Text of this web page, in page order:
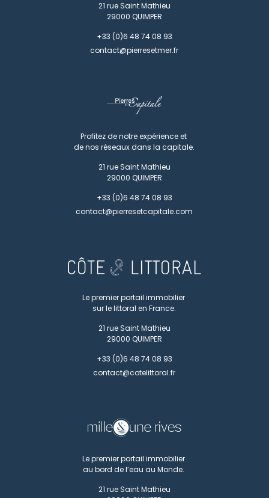
21 rue Saint Mathieu
29000 QUIMPER
+33 (0)6 48 74 08 93
contact@pierresetmer.fr
Profitez de notre expérience et
de nos réseaux dans la capitale.
21 rue Saint Mathieu
29000 QUIMPER
+33 (0)6 48 74 08 93
contact@pierresetcapitale.com
Le premier portail immobilier
sur le littoral en France.
21 rue Saint Mathieu
29000 QUIMPER
+33 (0)6 48 74 08 93
contact@cotelittoral.fr
Le premier portail immobilier
au bord de l’eau au Monde.
21 rue Saint Mathieu